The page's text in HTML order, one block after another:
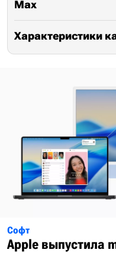
Max
Характеристики
Софт
Apple выпустила